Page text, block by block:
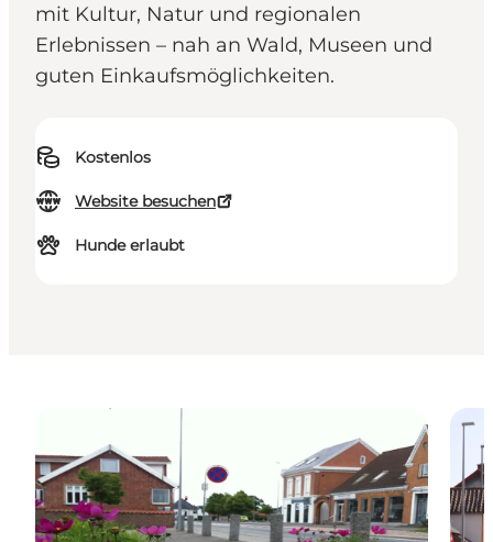
mit Kultur, Natur und regionalen
Erlebnissen – nah an Wald, Museen und
guten Einkaufsmöglichkeiten.
Kostenlos
Website besuchen
Hunde erlaubt